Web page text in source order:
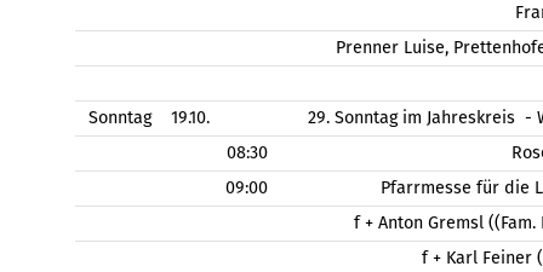
Prenner Luise,
Sonntag 19.10.
29. Sonntag im Jahreskreis -
08:30
09:00
Pfarrmesse für die
f + Anton Gremsl
f + Karl Feiner